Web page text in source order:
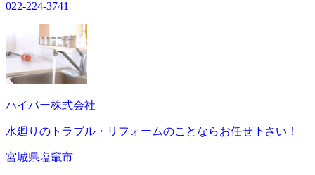
022-224-3741
ハイパー株式会社
水廻りのトラブル・リフォームのことならお任せ下さい！
宮城県塩竈市